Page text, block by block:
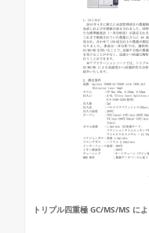
トリプル四重極 GC/MS/MS に